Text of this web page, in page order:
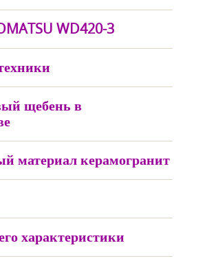
WD420-3
щебень в
материал керамогранит
характеристики